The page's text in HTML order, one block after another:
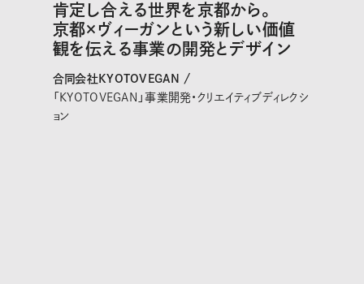
肯定し合える世界を京都から。
京都×ヴィーガンという新しい価値
観を伝える事業の開発とデザイン
合同会社KYOTOVEGAN /
「KYOTOVEGAN」事業開発・クリエイティブディレクシ
ョン